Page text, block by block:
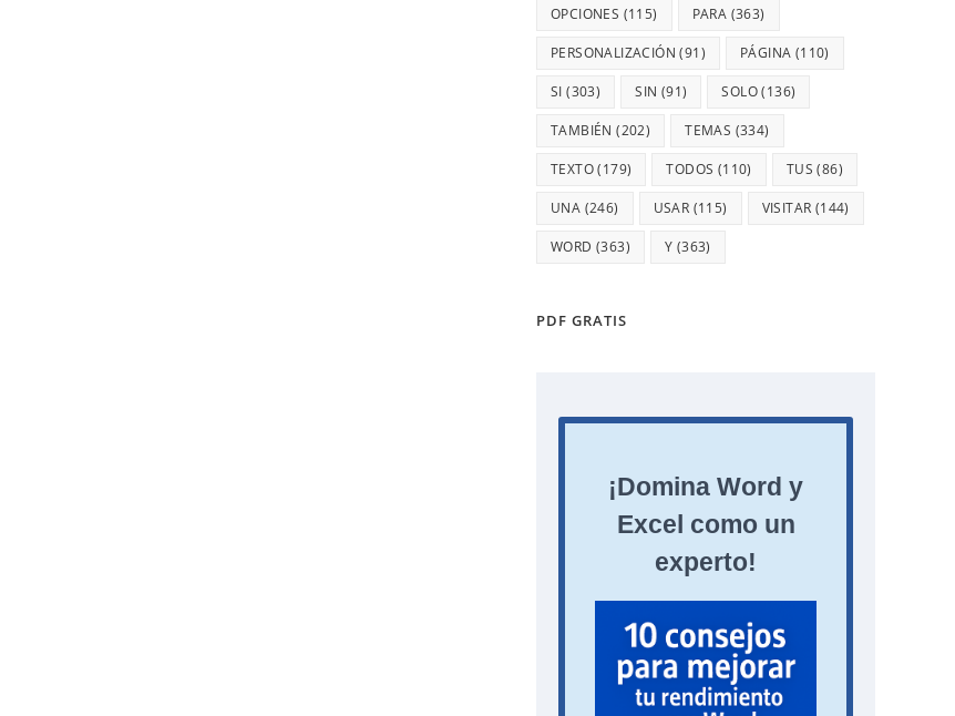
OPCIONES (115) PARA (363)
PERSONALIZACIÓN (91) PÁGINA (110)
SI (303) SIN (91) SOLO(136)
TAMBIÉN (202) TEMAS (334)
TEXTO(179) TODOS (110) TUS (86)
UNA (246) USAR (115) VISITAR (144)
WORD (363) Y (363)
PDF GRATIS